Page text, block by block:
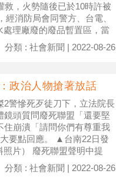
救，火勢隨後已於10時許被
消防局會同警方、台電、
理廠廢的廢品暫置區，當
分類 : 社會新聞 | 2022-08-26
政治人物搶著放話
2警慘死歹徒刀下，立法院長
頭質問廢死聯盟「還要堅
住崩潰「請問你們有尊重我
要點回應。 ▲台南22日發
片） 廢死聯盟聲明中提
分類 : 社會新聞 | 2022-08-26